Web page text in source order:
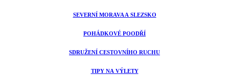
SEVERNÍ MORAVA A SLEZSKO
POHÁDKOVÉ POODŘÍ
SDRUŽENÍ CESTOVNÍHO RUCHU
TIPY NA VÝLETY